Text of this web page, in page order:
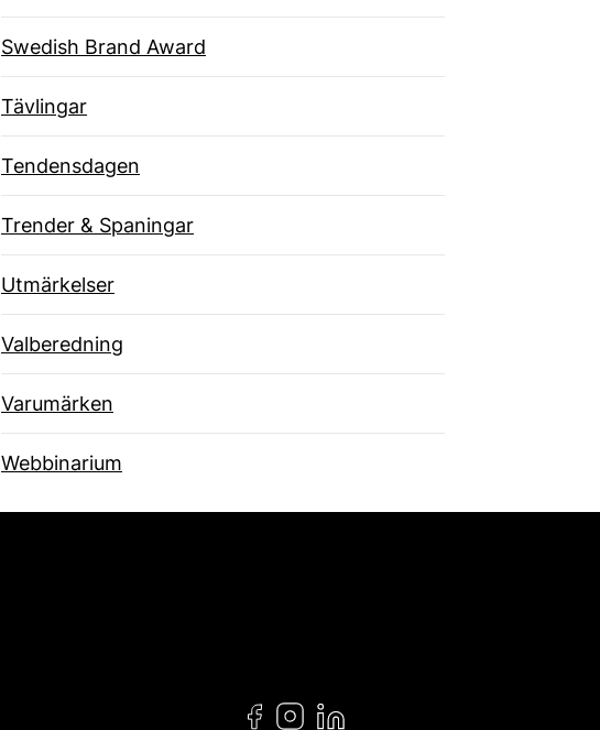
Swedish Brand Award
Tävlingar
Tendensdagen
Trender & Spaningar
Utmärkelser
Valberedning
Varumärken
Webbinarium